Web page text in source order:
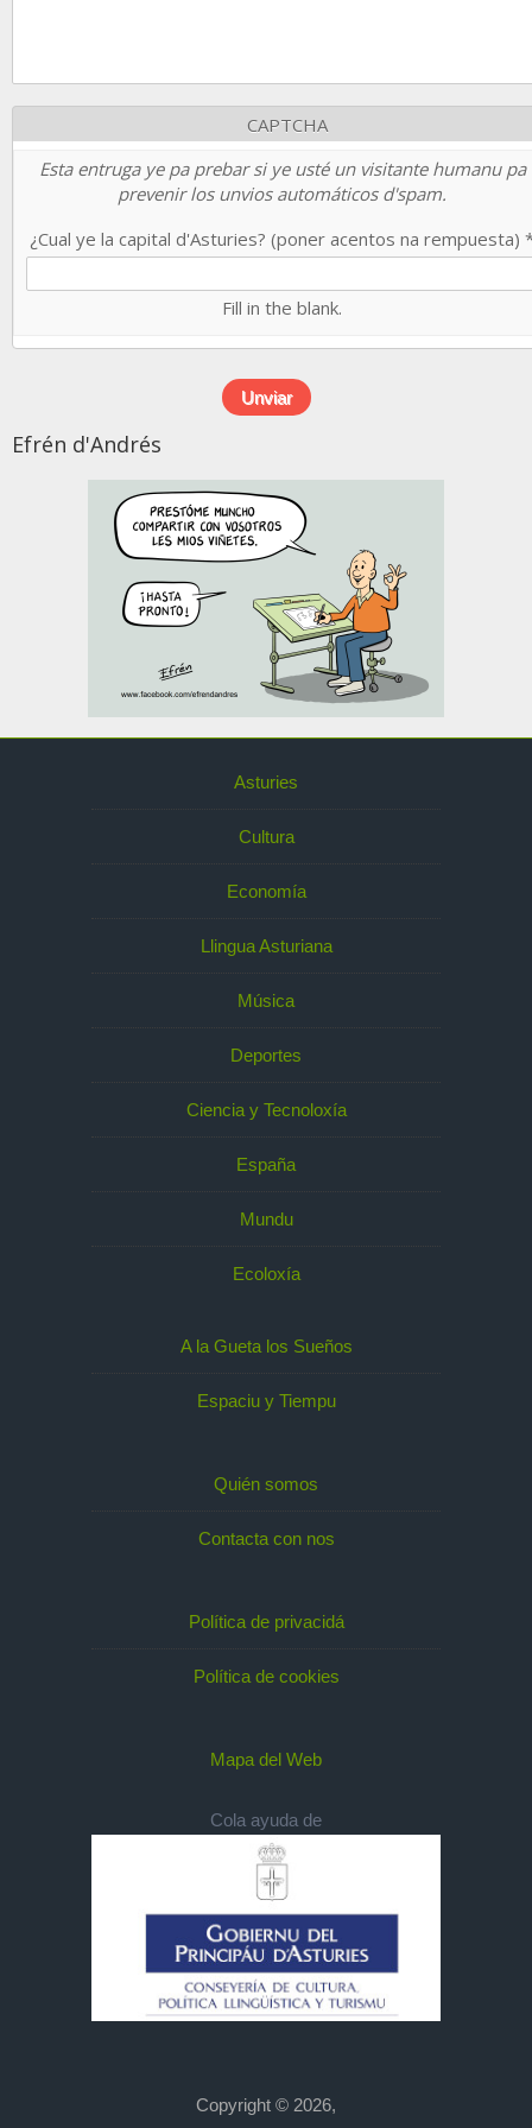
CAPTCHA
Esta entruga ye pa prebar si ye usté un visitante humanu pa
prevenir los unvios automáticos d'spam.
¿Cual ye la capital d'Asturies? (poner acentos na rempuesta)
Fill in the blank.
Efrén d'Andrés
Asturies
Cultura
Economía
Llingua Asturiana
Música
Deportes
Ciencia y Tecnoloxía
España
Mundu
Ecoloxía
A la Gueta los Sueños
Espaciu y Tiempu
Quién somos
Contacta con nos
Política de privacidá
Política de cookies
Mapa del Web
Cola ayuda de
Copyright © 2026,